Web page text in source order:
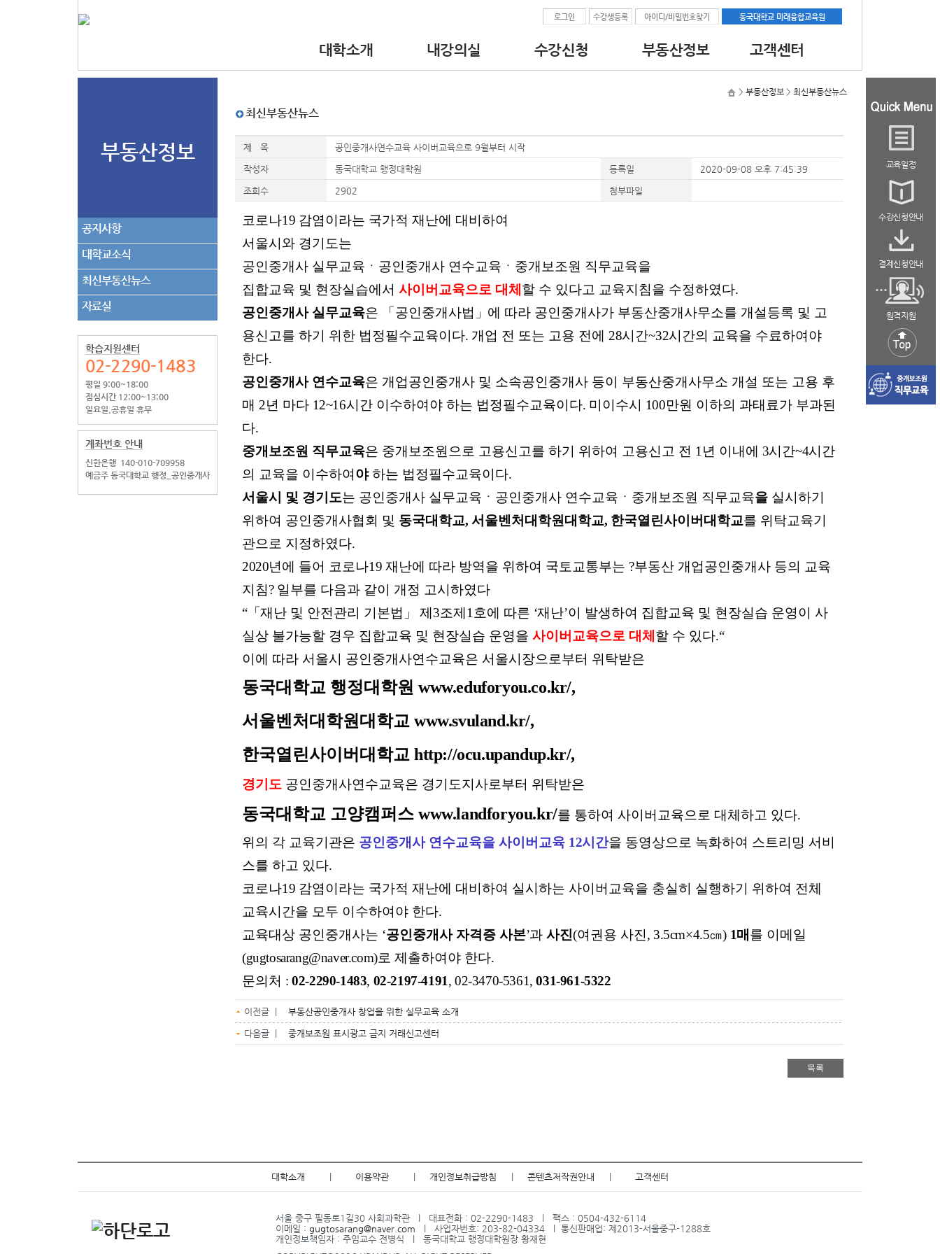
로그인 수강생등록 아이디/비밀번호찾기 동국대학교 미래융합교육원
대학소개
•인사말
내강의실
•수강중인교육과정
•결제정보
수강신청
• 공인중개사 교육과정
- 직무교육
- 부동산 경매 투자분석
부동산정보
공지사항
고객센터
교육일정
수강신청안내
결제신청안내
원격지원
부동산정보
공지사항
대학교소식
최신부동산뉴스
자료실
학습지원센터
02-2290-1483
평일 9:00~18:00
점심시간 12:00~13:00
일요일.공휴일 휴무
계좌번호 안내
신한은행 140-010-709958
예금주 동국대학교 행정_공인중개사
> 부동산정보 > 최신부동산뉴스
최신부동산뉴스
제 목 공인중개사연수교육 사이버교육으로 9월부터 시작
작성자 동국대학교 행정대학원 등록일 2020-09-08 오후 7:45:39
조회수 2902 첨부파일
코로나19 감염이라는 국가적 재난에 대비하여
서울시와 경기도는
공인중개사 실무교육ㆍ공인중개사 연수교육ㆍ중개보조원 직무교육을
집합교육 및 현장실습에서 사이버교육으로 대체 할 수 있다고 교육지침을 수정하였다.
공인중개사 실무교육은 「 공인중개사법 」 에 따라 공인중개사가 부동산중개사무소를 개설등록 및 고
용신고를 하기 위한 법정필수교육이다. 개업 전 또는 고용 전에 28시간~32시간의 교육을 수료하여야
한다.
공인중개사 연수교육은 개업공인중개사 및 소속공인중개사 등이 부동산중개사무소 개설 또는 고용 후
매 2년 마다 12~16시간 이수하여야 하는 법정필수교육이다. 미이수시 100만원 이하의 과태료가 부과된
다.
중개보조원 직무교육은 중개보조원으로 고용신고를 하기 위하여 고용신고 전 1 년 이내에 3시간~4시간
의 교육을 이수하여 야하는 법정필수교육이다.
서울시 및 경기도는 공인중개사 실무교육ㆍ공인중개사 연수교육ㆍ중개보조원 직무교육을 실시하기
위하여 공인중개사협회 및 동국대학교,서울벤처대학원대학교, 한국열린사이버대학교를 위탁교육기
관으로 지정하였다.
2020년에 들어 코로나19재난에 따라 방역을 위하여 국토교통부는 ?부동산 개업공인중개사 등의 교육
지침? 일부를 다음과 같이 개정 고시하였다
“「재난 및 안전관리 기본법 」제 3조제 1 호에 따른 ‘재난’이 발생하여 집합교육 및 현장실습 운영이 사
실상 불가능할 경우 집합교육 및 현장실습 운영을 사이버교육으로 대체 할 수 있다.“
이에 따라 서울시 공인중개사연수교육은 서울시장으로부터 위탁받은
동국대학교 행정대학원 www.eduforyou.co.kr/,
서울벤처대학원대학교 www.svuland.kr/,
한국열린사이버대학교 http://ocu.upandup.kr/,
경기도 공인중개사연수교육은 경기도지사로부터 위탁받은
동국대학교 고양캠퍼스 www.landforyou.kr/를 통하여 사이버교육으로 대체하고 있다.
위의 각 교육기관은 공인중개사 연수교육을 사이버교육 12시간을 동영상으로 녹화하여 스트리밍 서비
스를 하고 있다.
코로나19 감염이라는 국가적 재난에 대비하여 실시하는 사이버교육을 충실히 실행하기 위하여 전체
교육시간을 모두 이수하여야 한다.
교육대상 공인중개사는 ‘공인중개사 자격증 사본’과사진(여권용 사진, 3.5cm×4.5㎝) 1매 를 이메일
(gugtosarang@naver.com)로 제출하여야 한다.
문의처 :02-2290-1483, 02-2197-4191, 02-3470-5361,031-961-5322
이전글 | 부동산공인중개사 창업을 위한 실무교육 소개
다음글 | 중개보조원 표시광고 금지 거래신고센터
목록
대학소개 이용약관 개인정보취급방침 콘텐츠저작권안내 고객센터
서울 중구 필동로1길30 사회과학관 l 대표전화 : 02-2290-1483 l 팩스 : 0504-432-6114
이메일 : gugtosarang@naver.com l 사업자번호: 203-82-04334 l 통신판매업: 제2013-서울중구-1288호
개인정보책임자 : 주임교수 전병식 l 동국대학교 행정대학원장 황재현